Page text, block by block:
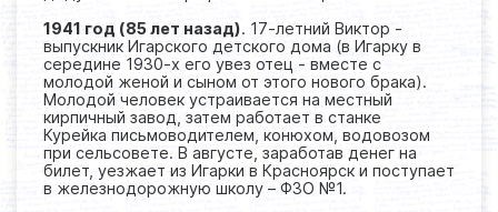
1941 год (85 лет назад). 17-летний Виктор -
выпускник Игарского детского дома (в Игарку в
середине 1930-х его увез отец - вместе с
молодой женой и сыном от этого нового брака).
Молодой человек устраивается на местный
кирпичный завод, затем работает в станке
Курейка письмоводителем, конюхом, водовозом
при сельсовете. В августе, заработав денег на
билет, уезжает из Игарки в Красноярск и поступает
в железнодорожную школу – ФЗО №1.